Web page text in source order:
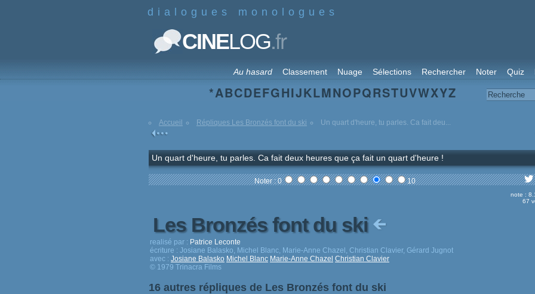
dialogues monologues
CINELOG.fr
Au hasard Classement Nuage Sélections Rechercher Noter Quiz
*ABCDEFGHIJKLMNOPQRSTUVWXYZ
Accueil Répliques Les Bronzés font du ski Un quart d'heure, tu parles. Ca fait deu...
Un quart d'heure, tu parles. Ca fait deux heures que ça fait un quart d'heure !
Noter : 0 10
note :
67
Les Bronzés font du ski
realisé par : Patrice Leconte
écriture : Josiane Balasko, Michel Blanc, Marie-Anne Chazel, Christian Clavier, Gérard Jugnot
avec : Josiane Balasko Michel Blanc Marie-Anne Chazel Christian Clavier
© 1979 Trinacra Films
16 autres répliques de Les Bronzés font du ski